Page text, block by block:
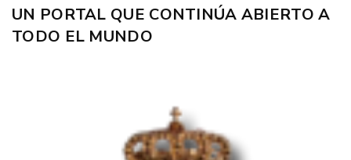
UN PORTAL QUE CONTINÚA ABIERTO A
TODO EL MUNDO